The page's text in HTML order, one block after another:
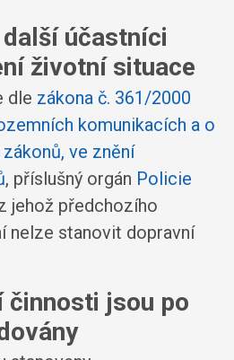
účastníci
životní situace
dle zákona č. 361/2000
komunikacích a o
ve znění
, příslušný orgán Policie
jehož předchozího
nelze stanovit dopravní
činnosti jsou po